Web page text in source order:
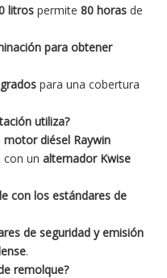
litros permite 80 horas de
para obtener
grados para una cobertura
utiliza?
motor diésel Raywin
con un alternador Kwise
con los estándares de
de seguridad y emisión
.
remolque?